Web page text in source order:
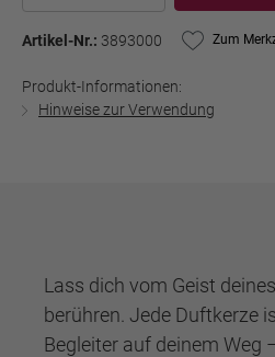
Artikel-Nr.: 3893000 Zum
Produkt-Informationen:
Hinweise zur Verwendung
Lass dich vom Geist
berühren. Jede Duftkerze
Begleiter auf deinem Weg